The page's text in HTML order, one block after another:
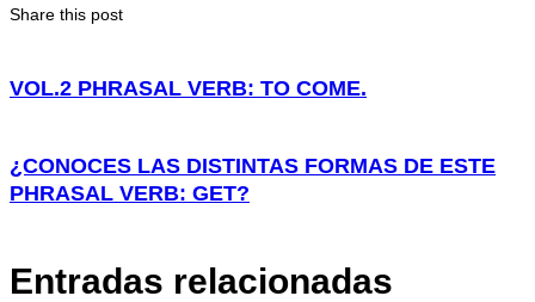
Share this post
VOL.2 PHRASAL VERB: TO COME.
¿CONOCES LAS DISTINTAS FORMAS DE ESTE
PHRASAL VERB: GET?
Entradas relacionadas